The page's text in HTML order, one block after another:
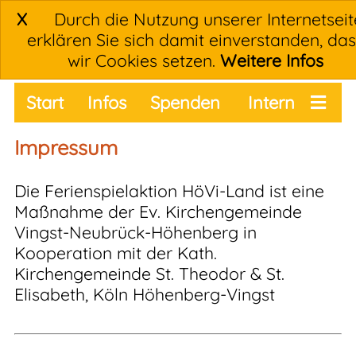
X
Durch die Nutzung unserer
erklären Sie sich damit einverstanden,
wir Cookies setzen. Weitere Infos
Intern
Start Infos
Spenden
Termine
Impressum
Die Ferienspielaktion HöVi-Land ist eine
Maßnahme der Ev. Kirchengemeinde
Vingst-Neubrück-Höhenberg in
Kooperation mit der Kath.
Kirchengemeinde St. Theodor & St.
Elisabeth, Köln Höhenberg-Vingst